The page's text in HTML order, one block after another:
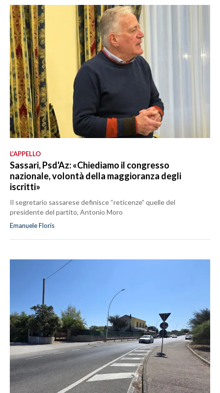
L’APPELLO
Sassari, Psd'Az: «Chiediamo il congresso
nazionale, volontà della maggioranza degli
iscritti»
Il segretario sassarese definisce “reticenze” quelle del
presidente del partito, Antonio Moro
Emanuele Floris